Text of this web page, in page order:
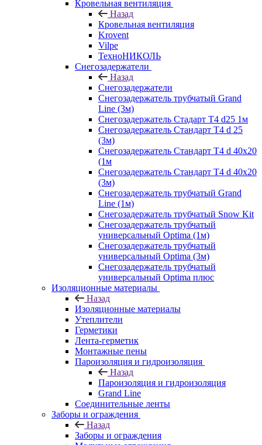
Кровельная вентиляция
Назад
Кровельная вентиляция
Krovent
Vilpe
ТехноНИКОЛЬ
Снегозадержатели
Назад
Снегозадержатели
Снегозадержатель трубчатый Grand
Line (3м)
Снегозадержатель Стадарт Т4 d25 1м
Снегозадержатель Стандарт Т4 d 25
(3м)
Снегозадержатель Стандарт Т4 d 40х20
(1м
Снегозадержатель Стандарт Т4 d 40х20
(3м)
Снегозадержатель трубчатый Grand
Line (1м)
Снегозадержатель трубчатый Snow Kit
Снегозадержатель трубчатый
универсальный Optima (1м)
Снегозадержатель трубчатый
универсальный Optima (3м)
Снегозадержатель трубчатый
универсальный Optima плюс
Изоляционные материалы
Назад
Изоляционные материалы
Утеплители
Герметики
Лента-герметик
Монтажные пены
Пароизоляция и гидроизоляция
Назад
Пароизоляция и гидроизоляция
Grand Line
Соединительные ленты
Заборы и ограждения
Назад
Заборы и ограждения